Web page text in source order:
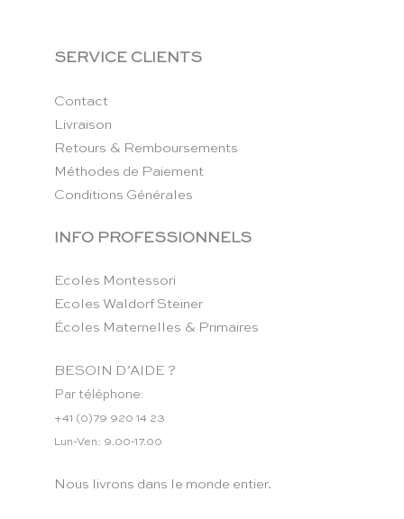
SERVICE CLIENTS
Contact
Livraison
Retours & Remboursements
Méthodes de Paiement
Conditions Générales
INFO PROFESSIONNELS
Ecoles Montessori
Ecoles Waldorf Steiner
Écoles Maternelles & Primaires
BESOIN D’AIDE ?
Par téléphone:
+41 (0)79 920 14 23
Lun-Ven: 9.00-17.00
Nous livrons dans le monde entier.